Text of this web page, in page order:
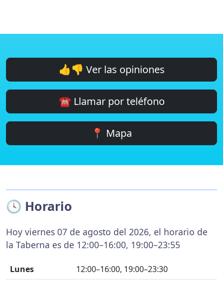
👍👎 Ver las opiniones
☎️ Llamar por teléfono
📍 Mapa
🕓 Horario
Hoy viernes 07 de agosto del 2026, el horario de
la Taberna es de 12:00–16:00, 19:00–23:55
Lunes
12:00–16:00, 19:00–23:30